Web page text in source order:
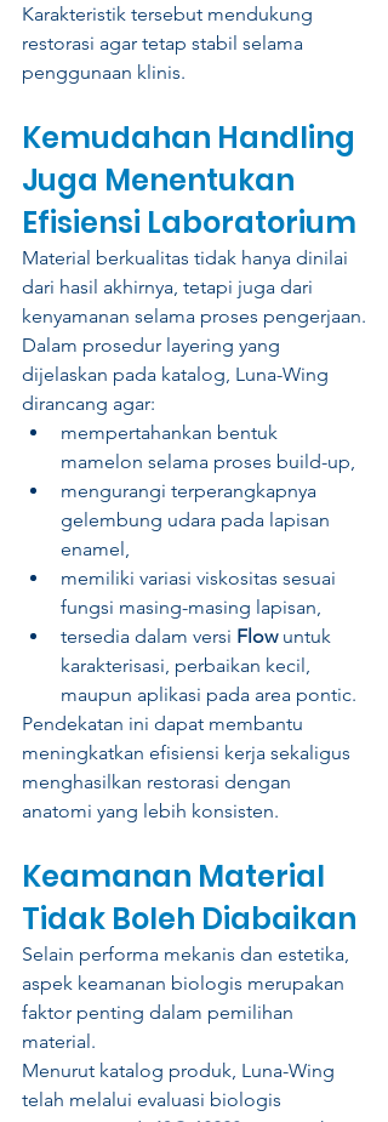
Karakteristik tersebut mendukung
restorasi agar tetap stabil selama
penggunaan klinis.
Kemudahan Handling
Juga Menentukan
Efisiensi Laboratorium
Material berkualitas tidak hanya dinilai
dari hasil akhirnya, tetapi juga dari
kenyamanan selama proses pengerjaan.
Dalam prosedur layering yang
dijelaskan pada katalog, Luna-Wing
dirancang agar:
mempertahankan bentuk
mamelon selama proses build-up,
mengurangi terperangkapnya
gelembung udara pada lapisan
enamel,
memiliki variasi viskositas sesuai
fungsi masing-masing lapisan,
tersedia dalam versi Flow untuk
karakterisasi, perbaikan kecil,
maupun aplikasi pada area pontic.
Pendekatan ini dapat membantu
meningkatkan efisiensi kerja sekaligus
menghasilkan restorasi dengan
anatomi yang lebih konsisten.
Keamanan Material
Tidak Boleh Diabaikan
Selain performa mekanis dan estetika,
aspek keamanan biologis merupakan
faktor penting dalam pemilihan
material.
Menurut katalog produk, Luna-Wing
telah melalui evaluasi biologis